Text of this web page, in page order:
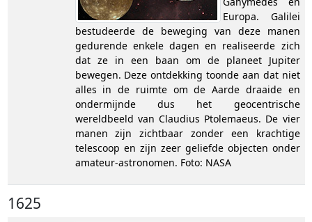
Europa. Galilei
bestudeerde de beweging van deze manen
gedurende enkele dagen en realiseerde zich
dat ze in een baan om de planeet Jupiter
bewegen. Deze ontdekking toonde aan dat niet
alles in de ruimte om de Aarde draaide en
ondermijnde dus het geocentrische
wereldbeeld van Claudius Ptolemaeus. De vier
manen zijn zichtbaar zonder een krachtige
telescoop en zijn zeer geliefde objecten onder
amateur-astronomen. Foto: NASA
1625